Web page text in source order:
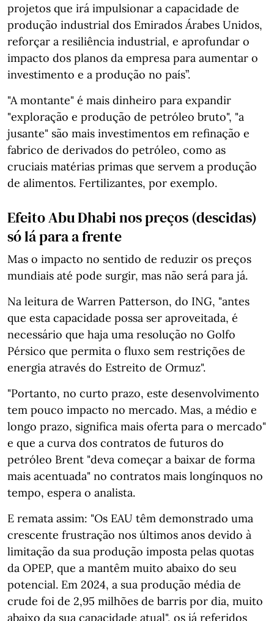
projetos que irá impulsionar a capacidade de
produção industrial dos Emirados Árabes Unidos,
reforçar a resiliência industrial, e aprofundar o
impacto dos planos da empresa para aumentar o
investimento e a produção no país”.
"A montante" é mais dinheiro para expandir
"exploração e produção de petróleo bruto", "a
jusante" são mais investimentos em refinação e
fabrico de derivados do petróleo, como as
cruciais matérias primas que servem a produção
de alimentos. Fertilizantes, por exemplo.
Efeito Abu Dhabi nos preços (descidas)
só lá para a frente
Mas o impacto no sentido de reduzir os preços
mundiais até pode surgir, mas não será para já.
Na leitura de Warren Patterson, do ING, "antes
que esta capacidade possa ser aproveitada, é
necessário que haja uma resolução no Golfo
Pérsico que permita o fluxo sem restrições de
energia através do Estreito de Ormuz".
"Portanto, no curto prazo, este desenvolvimento
tem pouco impacto no mercado. Mas, a médio e
longo prazo, significa mais oferta para o mercado"
e que a curva dos contratos de futuros do
petróleo Brent "deva começar a baixar de forma
mais acentuada" no contratos mais longínquos no
tempo, espera o analista.
E remata assim: "Os EAU têm demonstrado uma
crescente frustração nos últimos anos devido à
limitação da sua produção imposta pelas quotas
da OPEP, que a mantêm muito abaixo do seu
potencial. Em 2024, a sua produção média de
crude foi de 2,95 milhões de barris por dia, muito
abaixo da sua capacidade atual", os já referidos